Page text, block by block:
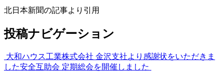
北日本新聞の記事より引用
投稿ナビゲーション
大和ハウス工業株式会社 金沢支社より感謝状をいただきま
した安全互助会 定期総会を開催しました